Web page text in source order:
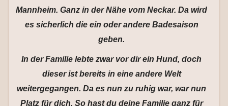
Mannheim. Ganz in der Nähe vom Neckar. Da wird
es sicherlich die ein oder andere Badesaison
geben.
In der Familie lebte zwar vor dir ein Hund, doch
dieser ist bereits in eine andere Welt
weitergegangen. Da es nun zu ruhig war, war nun
Platz für dich. So hast du deine Familie ganz für